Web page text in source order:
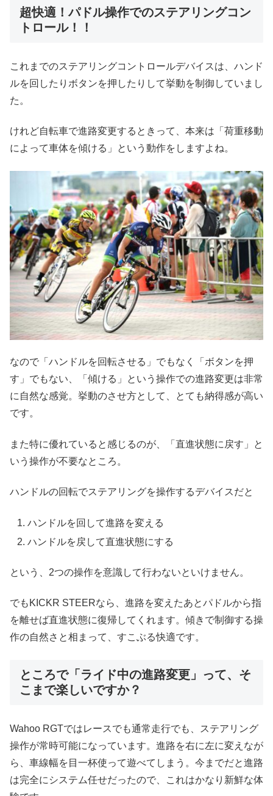
超快適！パドル操作でのステアリングコン
トロール！！
これまでのステアリングコントロールデバイスは、ハンド
ルを回したりボタンを押したりして挙動を制御していまし
た。
けれど自転車で進路変更するときって、本来は「荷重移動
によって車体を傾ける」という動作をしますよね。
なので「ハンドルを回転させる」でもなく「ボタンを押
す」でもない、「傾ける」という操作での進路変更は非常
に自然な感覚。挙動のさせ方として、とても納得感が高い
です。
また特に優れていると感じるのが、「直進状態に戻す」と
いう操作が不要なところ。
ハンドルの回転でステアリングを操作するデバイスだと
ハンドルを回して進路を変える
ハンドルを戻して直進状態にする
という、2つの操作を意識して行わないといけません。
でもKICKR STEERなら、進路を変えたあとパドルから指
を離せば直進状態に復帰してくれます。傾きで制御する操
作の自然さと相まって、すこぶる快適です。
ところで「ライド中の進路変更」って、そ
こまで楽しいですか？
Wahoo RGTではレースでも通常走行でも、ステアリング
操作が常時可能になっています。進路を右に左に変えなが
ら、車線幅を目一杯使って遊べてしまう。今までだと進路
は完全にシステム任せだったので、これはかなり新鮮な体